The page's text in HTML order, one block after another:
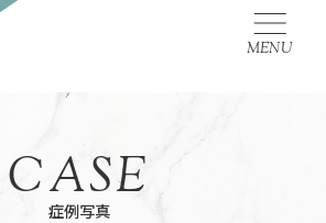
MENU
症例写真
CASE